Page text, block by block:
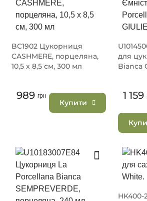
BC1902 Цукорниця
CASHMERE, порцеляна,
10,5 х 8,5 см, 300 мл
989 грн
Купити
для
Bianca
1 159
HK400-